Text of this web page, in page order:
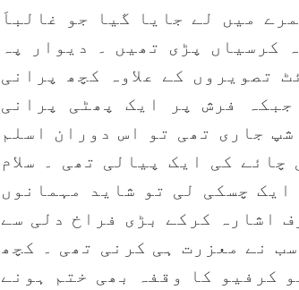
میں لے جایا گیا جو غالباَ
کرسیاں پڑی تھیں ۔ دیوار پہ
تصویروں کے علاوہ کچھ پرانی
فرش پر ایک پھٹی پرانی
جاری تھی تو اس دوران اسلم
کی ایک پیالی تھی ۔ سلام
چسکی لی تو شاید مہمانوں
اشارہ کرکے بڑی فراخ دلی سے
نے معزرت ہی کرنی تھی ۔ کچھ
کرفیو کا وقفہ بھی ختم ہونے